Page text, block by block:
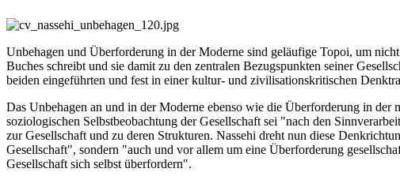
Unbehagen und Überforderung in der Moderne sind geläufige Topoi, um
Buches schreibt und sie damit zu den zentralen Bezugspunkten seiner
beiden eingeführten und fest in einer kultur- und zivilisationskritischen
Das Unbehagen an und in der Moderne ebenso wie die Überforderung in
soziologischen Selbstbeobachtung der Gesellschaft sei "nach den
zur Gesellschaft und zu deren Strukturen. Nassehi dreht nun diese
Gesellschaft", sondern "auch und vor allem um eine Überforderung
Gesellschaft sich selbst überfordern".